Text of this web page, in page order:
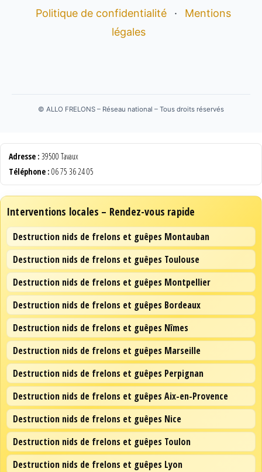
Politique de confidentialité ·
Mentions
légales
© ALLO FRELONS – Réseau national – Tous droits réservés
Adresse : 39500 Tavaux
Téléphone : 06 75 36 24 05
Interventions locales – Rendez-vous rapide
Destruction nids de frelons et guêpes Montauban
Destruction nids de frelons et guêpes Toulouse
Destruction nids de frelons et guêpes Montpellier
Destruction nids de frelons et guêpes Bordeaux
Destruction nids de frelons et guêpes Nîmes
Destruction nids de frelons et guêpes Marseille
Destruction nids de frelons et guêpes Perpignan
Destruction nids de frelons et guêpes Aix-en-Provence
Destruction nids de frelons et guêpes Nice
Destruction nids de frelons et guêpes Toulon
Destruction nids de frelons et guêpes Lyon